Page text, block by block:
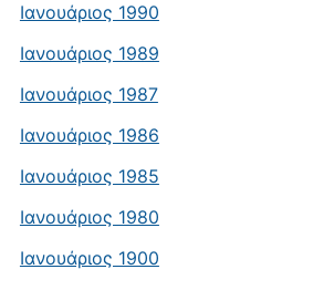
Ιανουάριος 1990
Ιανουάριος 1989
Ιανουάριος 1987
Ιανουάριος 1986
Ιανουάριος 1985
Ιανουάριος 1980
Ιανουάριος 1900